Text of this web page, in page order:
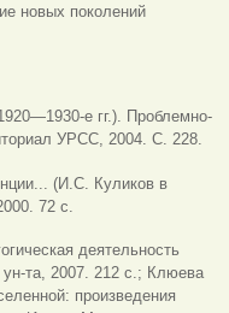
новых поколений
е гг.). Проблемно-
УРСС, 2004. C. 228.
(И.С. Куликов в
72 с.
деятельность
та, 2007. 212 с.; Клюева
произведения